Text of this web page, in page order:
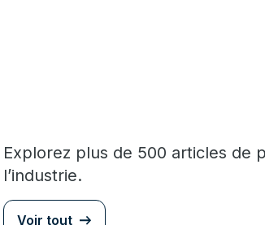
Explorez plus de 500 articles de
l’industrie.
Voir tout